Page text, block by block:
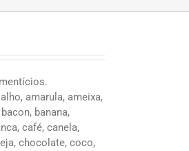
amarula, ameixa,
banana,
café, canela,
chocolate, coco,